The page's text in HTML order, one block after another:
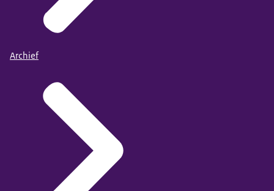
Archief